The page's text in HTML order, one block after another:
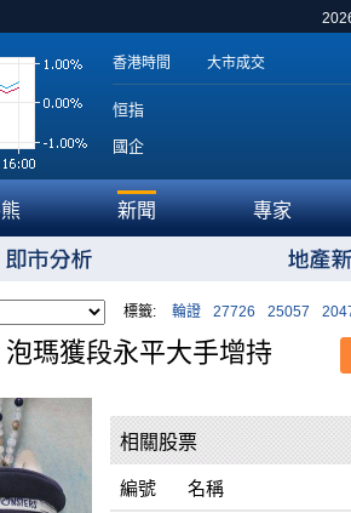
香港時間 大市成交
恒指
國企
新聞 專家
標籤: 輪證 27726 25057
泡瑪獲段永平大手增持
相關股票
編號 名稱